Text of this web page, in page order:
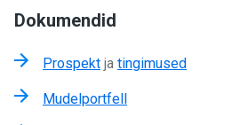
Dokumendid
Prospekt ja tingimused
Mudelportfell